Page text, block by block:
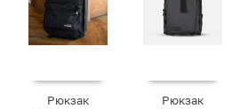
Рюкзак
Рюкзак